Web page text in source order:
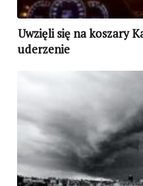
Uwzięli się na koszary
uderzenie